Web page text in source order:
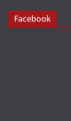
Facebook